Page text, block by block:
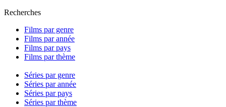
Recherches
Films par genre
Films par année
Films par pays
Films par thème
Séries par genre
Séries par année
Séries par pays
Séries par thème